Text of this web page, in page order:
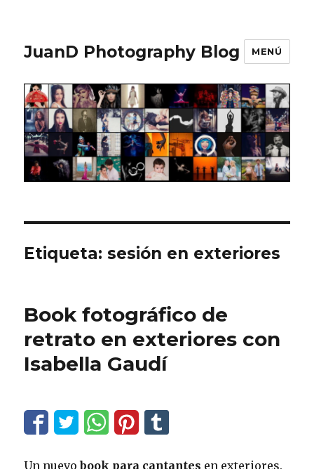
JuanD Photography Blog MENÚ
Etiqueta:sesión en exteriores
Book fotográfico de
retrato en exteriores con
Isabella Gaudí
Un nuevobook para cantantes en exteriores.